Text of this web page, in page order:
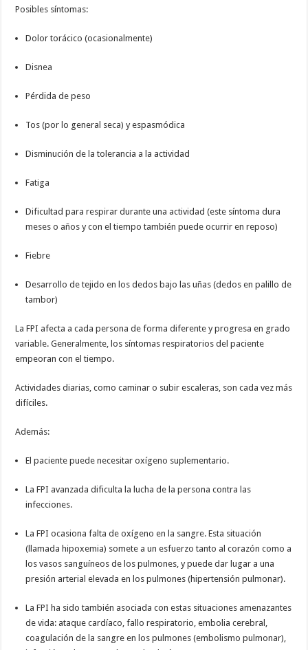
Posibles síntomas:
Dolor torácico (ocasionalmente)
Disnea
Pérdida de peso
Tos (por lo general seca) y espasmódica
Disminución de la tolerancia a la actividad
Fatiga
Dificultad para respirar durante una actividad (este síntoma dura
meses o años y con el tiempo también puede ocurrir en reposo)
Fiebre
Desarrollo de tejido en los dedos bajo las uñas (dedos en palillo de
tambor)
La FPI afecta a cada persona de forma diferente y progresa en grado
variable. Generalmente, los síntomas respiratorios del paciente
empeoran con el tiempo.
Actividades diarias, como caminar o subir escaleras, son cada vez más
difíciles.
Además:
El paciente puede necesitar oxígeno suplementario.
La FPI avanzada dificulta la lucha de la persona contra las
infecciones.
La FPI ocasiona falta de oxígeno en la sangre. Esta situación
(llamada hipoxemia) somete a un esfuerzo tanto al corazón como a
los vasos sanguíneos de los pulmones, y puede dar lugar a una
presión arterial elevada en los pulmones (hipertensión pulmonar).
La FPI ha sido también asociada con estas situaciones amenazantes
de vida: ataque cardíaco, fallo respiratorio, embolia cerebral,
coagulación de la sangre en los pulmones (embolismo pulmonar),